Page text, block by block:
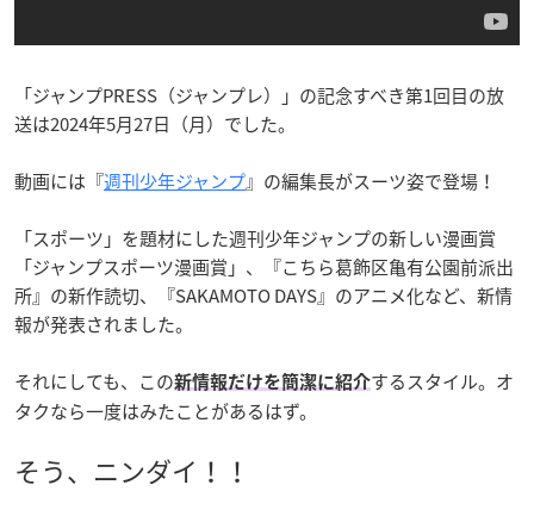
「ジャンプPRESS（ジャンプレ）」の記念すべき第1回目の放
送は2024年5月27日（月）でした。
動画には『週刊少年ジャンプ』の編集長がスーツ姿で登場！
「スポーツ」を題材にした週刊少年ジャンプの新しい漫画賞
「ジャンプスポーツ漫画賞」、『こちら葛飾区亀有公園前派出
所』の新作読切、『SAKAMOTO DAYS』のアニメ化など、新情
報が発表されました。
それにしても、この新情報だけを簡潔に紹介するスタイル。オ
タクなら一度はみたことがあるはず。
そう、ニンダイ！！